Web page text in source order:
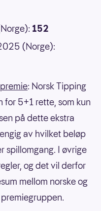
152
(Norge):
: Norsk Tipping
for 5+1 rette, som kun
på dette ekstra
av hvilket beløp
spillomgang. I øvrige
og det vil derfor
mellom norske og